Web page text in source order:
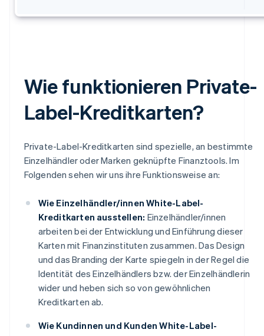
Wie funktionieren Private-
Label-Kreditkarten?
Private-Label-Kreditkarten sind spezielle, an bestimmte
Einzelhändler oder Marken geknüpfte Finanztools. Im
Folgenden sehen wir uns ihre Funktionsweise an:
Wie Einzelhändler/innen White-Label-
Kreditkarten ausstellen: Einzelhändler/innen
arbeiten bei der Entwicklung und Einführung dieser
Karten mit Finanzinstituten zusammen. Das Design
und das Branding der Karte spiegeln in der Regel die
Identität des Einzelhändlers bzw. der Einzelhändlerin
wider und heben sich so von gewöhnlichen
Kreditkarten ab.
Wie Kundinnen und Kunden White-Label-